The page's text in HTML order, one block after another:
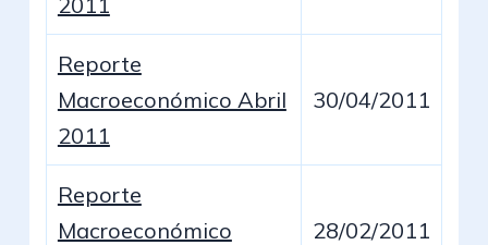
Reporte
Macroeconómico Abril
2011
30/04/2011
Reporte
Macroeconómico
28/02/2011